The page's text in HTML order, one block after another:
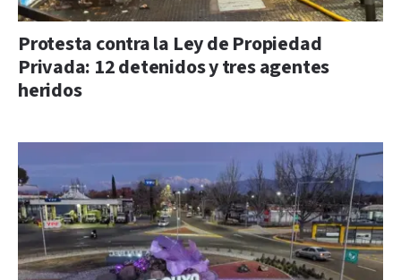
Protesta contra la Ley de Propiedad
Privada: 12 detenidos y tres agentes
heridos